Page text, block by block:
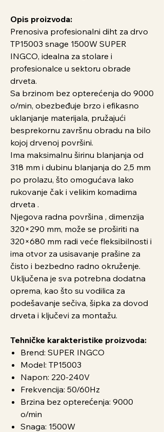
Opis proizvoda:
Prenosiva profesionalni diht za drvo
TP15003 snage 1500W SUPER
INGCO, idealna za stolare i
profesionalce u sektoru obrade
drveta.
Sa brzinom bez opterećenja do 9000
o/min, obezbeđuje brzo i efikasno
uklanjanje materijala, pružajući
besprekornu završnu obradu na bilo
kojoj drvenoj površini.
Ima maksimalnu širinu blanjanja od
318 mm i dubinu blanjanja do 2,5 mm
po prolazu, što omogućava lako
rukovanje čak i velikim komadima
drveta .
Njegova radna površina , dimenzija
320×290 mm, može se proširiti na
320×680 mm radi veće fleksibilnosti i
ima otvor za usisavanje prašine za
čisto i bezbedno radno okruženje.
Uključena je sva potrebna dodatna
oprema, kao što su vodilica za
podešavanje sečiva, šipka za dovod
drveta i ključevi za montažu.
Tehničke karakteristike proizvoda:
Brend: SUPER INGCO
Model: TP15003
Napon: 220-240V
Frekvencija: 50/60Hz
Brzina bez opterećenja: 9000
o/min
Snaga: 1500W